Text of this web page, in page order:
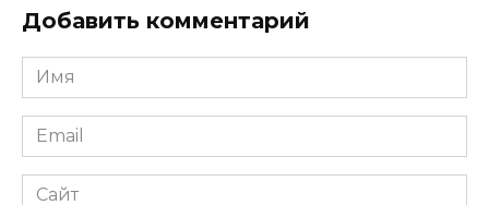
Добавить комментарий
Имя
Email
Сайт